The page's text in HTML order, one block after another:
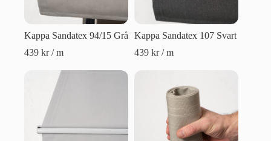
Kappa Sandatex 94/15 Grå
439 kr / m
Kappa Sandatex 107 Svart
439kr / m